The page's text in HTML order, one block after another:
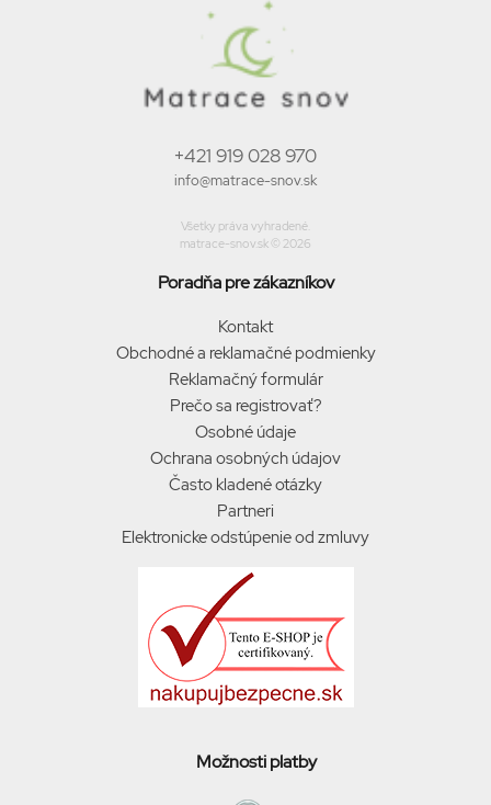
+421 919 028 970
info@matrace-snov.sk
Všetky práva vyhradené.
matrace-snov.sk © 2026
Poradňa pre zákazníkov
Kontakt
Obchodné a reklamačné podmienky
Reklamačný formulár
Prečo sa registrovať?
Osobné údaje
Ochrana osobných údajov
Často kladené otázky
Partneri
Elektronicke odstúpenie od zmluvy
Možnosti platby